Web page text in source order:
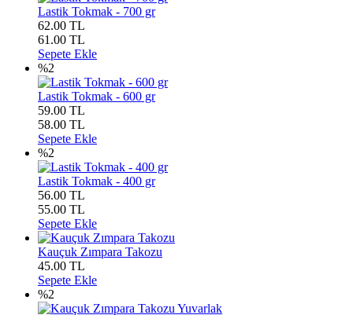
Lastik Tokmak - 700 gr
62.00 TL
61.00 TL
Sepete Ekle
%2
Lastik Tokmak - 600 gr
59.00 TL
58.00 TL
Sepete Ekle
%2
Lastik Tokmak - 400 gr
56.00 TL
55.00 TL
Sepete Ekle
Kauçuk Zımpara Takozu
45.00 TL
Sepete Ekle
%2